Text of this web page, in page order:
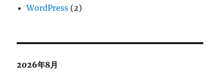
WordPress (2)
2026年8月